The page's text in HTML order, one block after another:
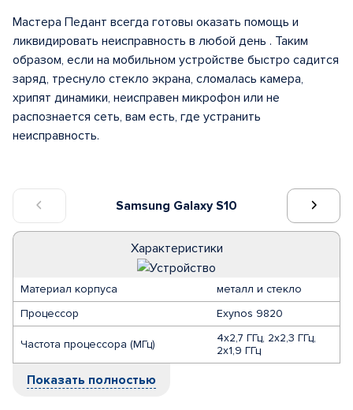
Samsung Galaxy S10
Характеристики
Материал корпуса
металл и стекло
Процессор
Exynos 9820
Частота процессора (МГц)
4х2,7 ГГц, 2х2,3 ГГц,
2х1,9 ГГц
Показать полностью
Мастера Педант всегда готовы оказать помощь и
ликвидировать неисправность в любой день . Таким
образом, если на мобильном устройстве быстро садится
заряд, треснуло стекло экрана, сломалась камера,
хрипят динамики, неисправен микрофон или не
распознается сеть, вам есть, где устранить
неисправность.